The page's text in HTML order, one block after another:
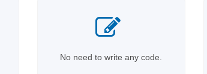
No need to write any code.